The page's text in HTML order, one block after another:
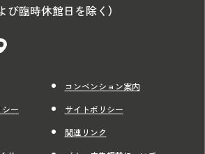
び臨時休館日を除く）
ー
サイトポリシー
関連リンク
コンベンション案内